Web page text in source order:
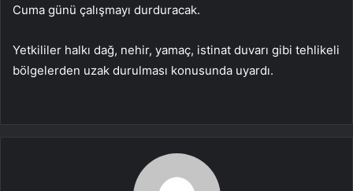
Cuma günü çalışmayı durduracak.
Yetkililer halkı dağ, nehir, yamaç, istinat duvarı gibi tehlikeli
bölgelerden uzak durulması konusunda uyardı.